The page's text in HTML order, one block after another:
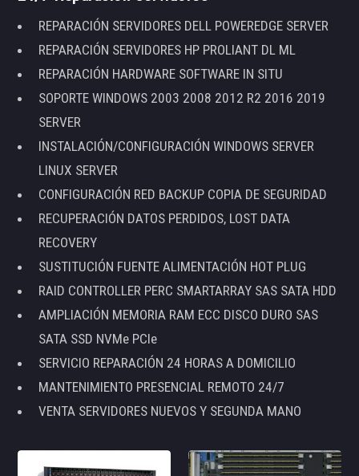
REPARACIÓN SERVIDORES DELL POWEREDGE SERVER
REPARACIÓN SERVIDORES HP PROLIANT DL ML
REPARACIÓN HARDWARE SOFTWARE IN SITU
SOPORTE WINDOWS 2003 2008 2012 R2 2016 2019
SERVER
INSTALACIÓN/CONFIGURACIÓN WINDOWS SERVER
LINUX SERVER
CONFIGURACIÓN RED BACKUP COPIA DE SEGURIDAD
RECUPERACIÓN DATOS PERDIDOS, LOST DATA
RECOVERY
SUSTITUCIÓN FUENTE ALIMENTACIÓN HOT PLUG
RAID CONTROLLER PERC SMARTARRAY SAS SATA HDD
AMPLIACIÓN MEMORIA RAM ECC DISCO DURO SAS
SATA SSD NVMe PCIe
SERVICIO REPARACIÓN 24 HORAS A DOMICILIO
MANTENIMIENTO PRESENCIAL REMOTO 24/7
VENTA SERVIDORES NUEVOS Y SEGUNDA MANO